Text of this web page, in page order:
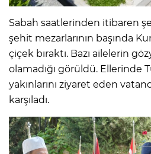
Sabah saatlerinden itibaren
şehit mezarlarının başında
çiçek bıraktı. Bazı ailelerin
olamadığı görüldü. Ellerinde
yakınlarını ziyaret eden
karşıladı.